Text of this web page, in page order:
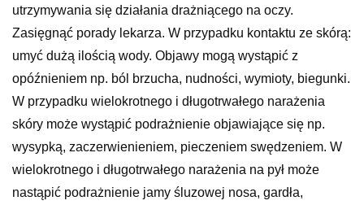
utrzymywania się działania drażniącego na oczy.
Zasięgnąć porady lekarza. W przypadku kontaktu ze skórą:
umyć dużą ilością wody. Objawy mogą wystąpić z
opóźnieniem np. ból brzucha, nudności, wymioty, biegunki.
W przypadku wielokrotnego i długotrwałego narażenia
skóry może wystąpić podrażnienie objawiające się np.
wysypką, zaczerwienieniem, pieczeniem swędzeniem. W
wielokrotnego i długotrwałego narażenia na pył może
nastąpić podrażnienie jamy śluzowej nosa, gardła,